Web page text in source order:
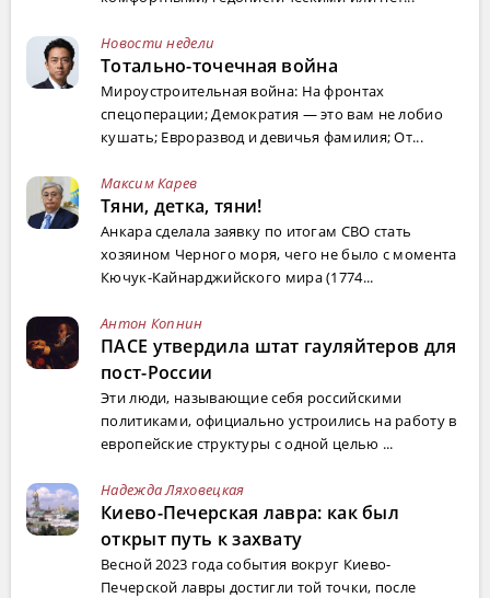
Новости недели
Тотально-точечная война
Мироустроительная война: На фронтах
спецоперации; Демократия — это вам не лобио
кушать; Евроразвод и девичья фамилия; От...
Максим Карев
Тяни, детка, тяни!
Анкара сделала заявку по итогам СВО стать
хозяином Черного моря, чего не было с момента
Кючук-Кайнарджийского мира (1774...
Антон Копнин
ПАСЕ утвердила штат гауляйтеров для
пост-России
Эти люди, называющие себя российскими
политиками, официально устроились на работу в
европейские структуры с одной целью ...
Надежда Ляховецкая
Киево-Печерская лавра: как был
открыт путь к захвату
Весной 2023 года события вокруг Киево-
Печерской лавры достигли той точки, после